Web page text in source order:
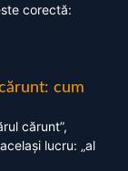
corectă:
cum
cărunt”,
lucru: „al